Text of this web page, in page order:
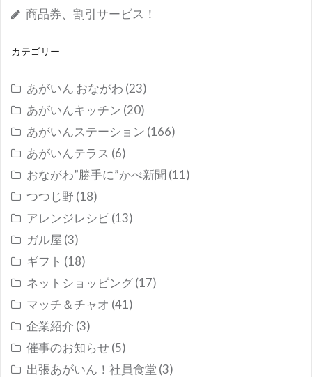
商品券、割引サービス！
カテゴリー
あがいん おながわ (23)
あがいんキッチン (20)
あがいんステーション (166)
あがいんテラス (6)
おながわ”勝手に”かべ新聞 (11)
つつじ野 (18)
アレンジレシピ(13)
ガル屋 (3)
ギフト (18)
ネットショッピング(17)
マッチ＆チャオ (41)
企業紹介 (3)
催事のお知らせ(5)
出張あがいん！社員食堂 (3)